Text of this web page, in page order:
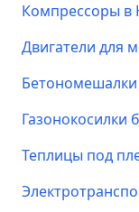
Компрессоры в
Двигатели для
Газонокосилки
Теплицы под